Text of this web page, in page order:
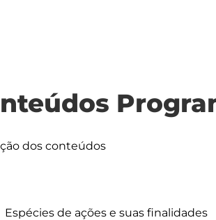
dos conteúdos
Espécies de ações e suas finalidades